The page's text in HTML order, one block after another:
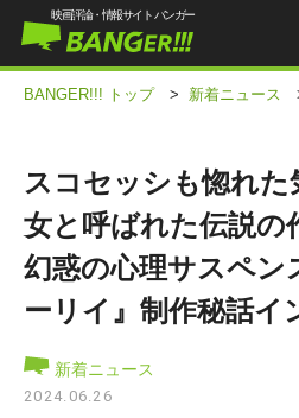
映画記事
映画評論・情報サイト バンガー
BANGER!!! トップ > 新着ニュース
スコセッシも惚れた
女と呼ばれた伝説の
幻惑の心理サスペ
ーリイ』制作秘話イ
新着ニュース
2024.06.26